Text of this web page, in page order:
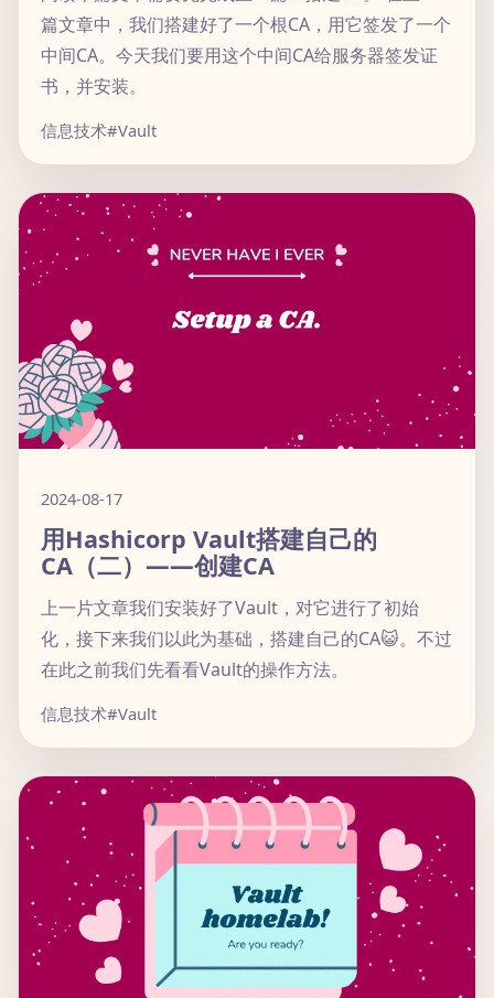
篇文章中，我们搭建好了一个根CA，用它签发了一个
中间CA。今天我们要用这个中间CA给服务器签发证
书，并安装。
信息技术#Vault
2024-08-17
用Hashicorp Vault搭建自己的
CA（二）——创建CA
上一片文章我们安装好了Vault，对它进行了初始
化，接下来我们以此为基础，搭建自己的CA😺。不过
在此之前我们先看看Vault的操作方法。
信息技术#Vault